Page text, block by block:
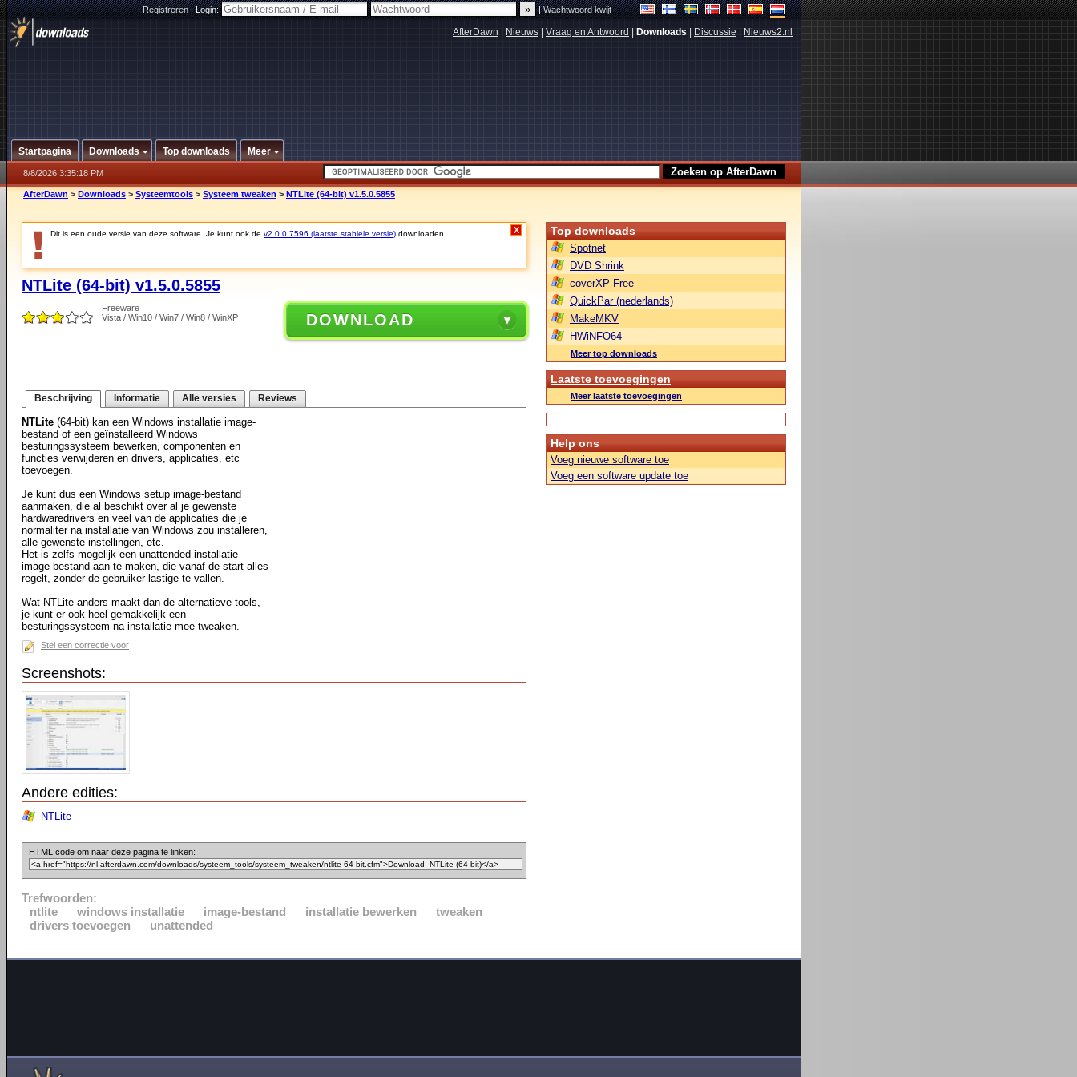
Registreren|Login: |Wachtwoord kwijt
AfterDawn Nieuws Vraag en Antwoord Downloads Discussie Nieuws2.nl
Startpagina Downloads Top downloads Meer
8/8/2026 3:35:18 PM
AfterDawn > Downloads > Systeemtools > Systeem tweaken > NTLite (64-bit) v1.5.0.5855
Dit is een oude versie van deze software. Je kunt ook de v2.0.0.7596 (laatste stabiele versie) downloaden. X
NTLite (64-bit) v1.5.0.5855
Freeware
Vista / Win10 / Win7 / Win8 / WinXP
DOWNLOAD
Beschrijving Informatie Alle versies Reviews
NTLite (64-bit) kan een Windows installatie image-
bestand of een geïnstalleerd Windows
besturingssysteem bewerken, componenten en
functies verwijderen en drivers, applicaties, etc
toevoegen.
Je kunt dus een Windows setup image-bestand
aanmaken, die al beschikt over al je gewenste
hardwaredrivers en veel van de applicaties die je
normaliter na installatie van Windows zou installeren,
alle gewenste instellingen, etc.
Het is zelfs mogelijk een unattended installatie
image-bestand aan te maken, die vanaf de start alles
regelt, zonder de gebruiker lastige te vallen.
Wat NTLite anders maakt dan de alternatieve tools,
je kunt er ook heel gemakkelijk een
besturingssysteem na installatie mee tweaken.
Stel een correctie voor
Screenshots:
Andere edities:
NTLite
HTML code om naar deze pagina te linken:
Trefwoorden:
ntlite
windows installatie image-bestand installatie bewerken
tweaken
drivers toevoegen
unattended
Top downloads
Spotnet
DVD Shrink
coverXP Free
QuickPar (nederlands)
MakeMKV
HWiNFO64
Meer top downloads
Laatste toevoegingen
Meer laatste toevoegingen
Help ons
Voeg nieuwe software toe
Voeg een software update toe